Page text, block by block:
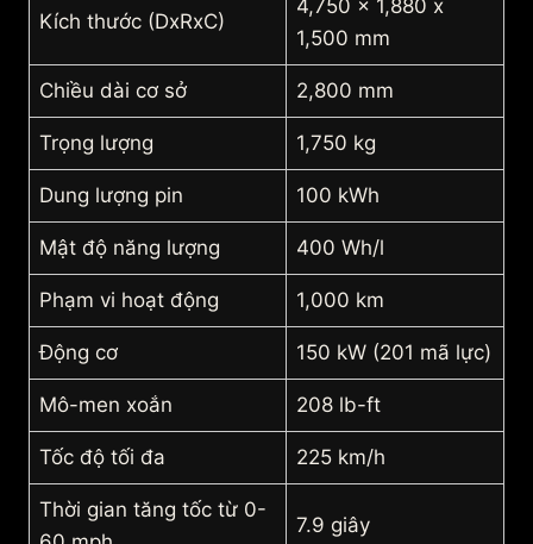
Kích thước (DxRxC)
4,750 x 1,880 x
1,500 mm
Chiều dài cơ sở 2,800 mm
Trọng lượng 1,750 kg
Dung lượng pin 100 kWh
Mật độ năng lượng 400 Wh/l
Phạm vi hoạt động 1,000 km
Động cơ 150 kW (201 mã lực)
Mô-men xoắn 208 lb-ft
Tốc độ tối đa 225 km/h
Thời gian tăng tốc từ 0-
7.9 giây